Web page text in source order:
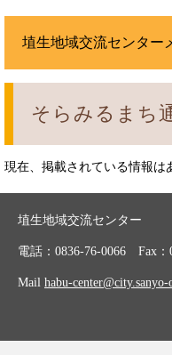
そらみるまち
現在、掲載されている情報は
埴生地域交流センター
埴生地域交流センター
電話：0836-76-0066 Fax：
Mail habu-